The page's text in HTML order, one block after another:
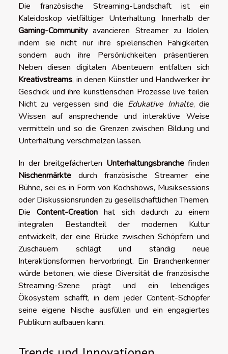
Die französische Streaming-Landschaft ist ein
Kaleidoskop vielfältiger Unterhaltung. Innerhalb der
Gaming-Communityavancieren Streamer zu Idolen,
indem sie nicht nur ihre spielerischen Fähigkeiten,
sondern auch ihre Persönlichkeiten präsentieren.
Neben diesen digitalen Abenteuern entfalten sich
Kreativstreams, in denen Künstler und Handwerker ihr
Geschick und ihre künstlerischen Prozesse live teilen.
Nicht zu vergessen sind die Edukative Inhalte, die
Wissen auf ansprechende und interaktive Weise
vermitteln und so die Grenzen zwischen Bildung und
Unterhaltung verschmelzen lassen.
In der breitgefächerten Unterhaltungsbranchefinden
Nischenmärkte durch französische Streamer eine
Bühne, sei es in Form von Kochshows, Musiksessions
oder Diskussionsrunden zu gesellschaftlichen Themen.
DieContent-Creation hat sich dadurch zu einem
integralen Bestandteil der modernen Kultur
entwickelt, der eine Brücke zwischen Schöpfern und
Zuschauern schlägt und ständig neue
Interaktionsformen hervorbringt. Ein Branchenkenner
würde betonen, wie diese Diversität die französische
Streaming-Szene prägt und ein lebendiges
Ökosystem schafft, in dem jeder Content-Schöpfer
seine eigene Nische ausfüllen und ein engagiertes
Publikum aufbauen kann.